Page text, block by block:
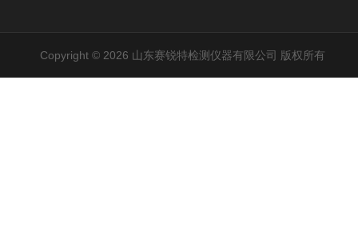
Copyright © 2026 山东赛锐特检测仪器有限公司 版权所有